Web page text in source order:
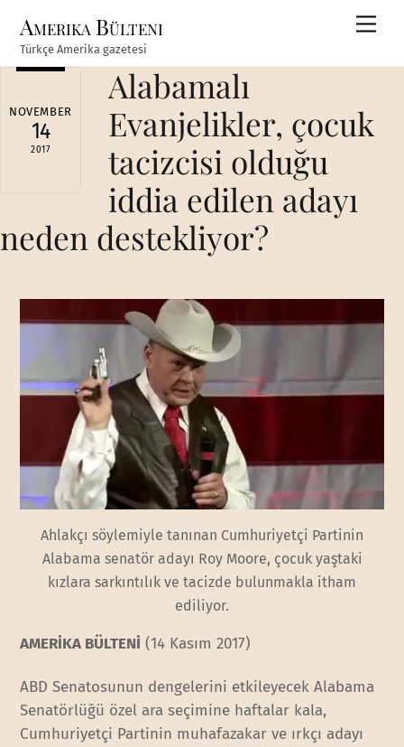
content
Amerika Bülteni
Türkçe Amerika gazetesi
NOVEMBER
14
2017
Alabamalı
Evanjelikler, çocuk
tacizcisi olduğu
iddia edilen adayı
neden destekliyor?
Ahlakçı söylemiyle tanınan Cumhuriyetçi Partinin
Alabama senatör adayı Roy Moore, çocuk yaştaki
kızlara sarkıntılık ve tacizde bulunmakla itham
ediliyor.
AMERİKA BÜLTENİ (14 Kasım 2017)
ABD Senatosunun dengelerini etkileyecek Alabama
Senatörlüğü özel ara seçimine haftalar kala,
Cumhuriyetçi Partinin muhafazakar ve ırkçı adayı